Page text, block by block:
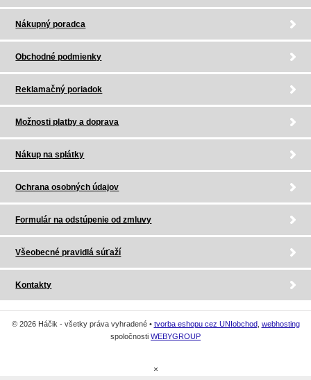
Nákupný poradca
Obchodné podmienky
Reklamačný poriadok
Možnosti platby a doprava
Nákup na splátky
Ochrana osobných údajov
Formulár na odstúpenie od zmluvy
Všeobecné pravidlá súťaží
Kontakty
© 2026 Háčik - všetky práva vyhradené • tvorba eshopu cez UNIobchod, webhosting
spoločnosti WEBYGROUP
×